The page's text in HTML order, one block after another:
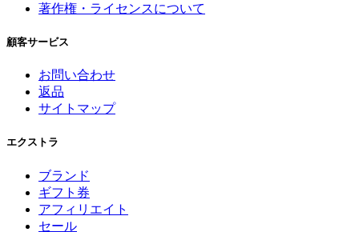
著作権・ライセンスについて
顧客サービス
お問い合わせ
返品
サイトマップ
エクストラ
ブランド
ギフト券
アフィリエイト
セール